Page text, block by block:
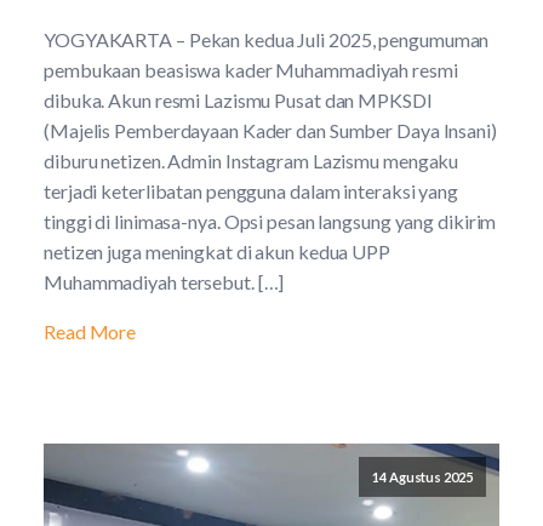
YOGYAKARTA – Pekan kedua Juli 2025, pengumuman
pembukaan beasiswa kader Muhammadiyah resmi
dibuka. Akun resmi Lazismu Pusat dan MPKSDI
(Majelis Pemberdayaan Kader dan Sumber Daya Insani)
diburu netizen. Admin Instagram Lazismu mengaku
terjadi keterlibatan pengguna dalam interaksi yang
tinggi di linimasa-nya. Opsi pesan langsung yang dikirim
netizen juga meningkat di akun kedua UPP
Muhammadiyah tersebut. […]
Read More
14 Agustus 2025